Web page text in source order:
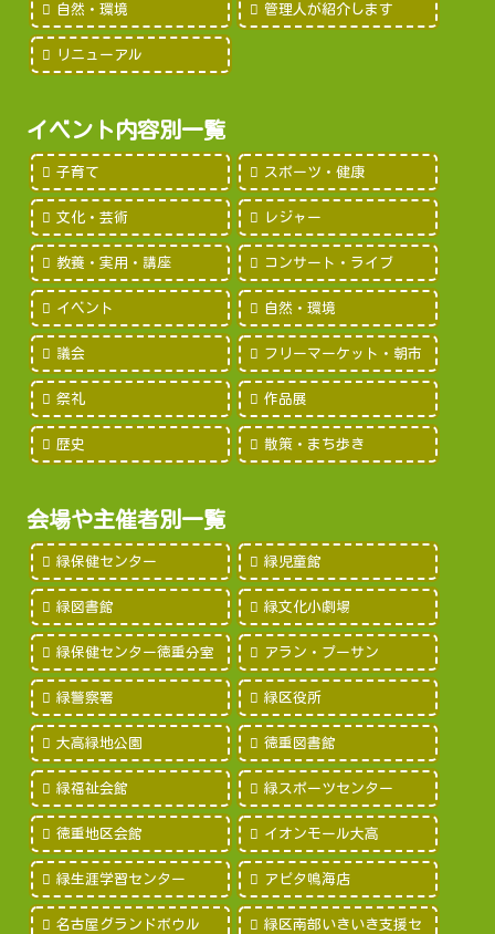
自然・環境 管理人が紹介します
リニューアル
イベント内容別一覧
子育て スポーツ・健康
文化・芸術 レジャー
教養・実用・講座 コンサート・ライブ
イベント 自然・環境
議会 フリーマーケット・朝市
祭礼 作品展
歴史 散策・まち歩き
会場や主催者別一覧
緑保健センター 緑児童館
緑図書館 緑文化小劇場
緑保健センター徳重分室 アラン・プーサン
緑警察署 緑区役所
大高緑地公園 徳重図書館
緑福祉会館 緑スポーツセンター
徳重地区会館 イオンモール大高
緑生涯学習センター アピタ鳴海店
名古屋グランドボウル
緑区南部いきいき支援セ